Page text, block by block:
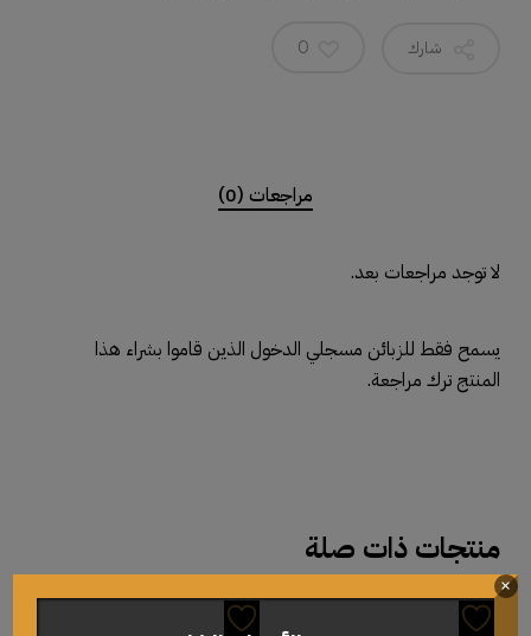
شارك 0
مراجعات (0)
لا توجد مراجعات بعد.
يسمح فقط للزبائن مسجلي الدخول الذين قاموا بشراء هذا
المنتج ترك مراجعة.
منتجات ذات صلة
×